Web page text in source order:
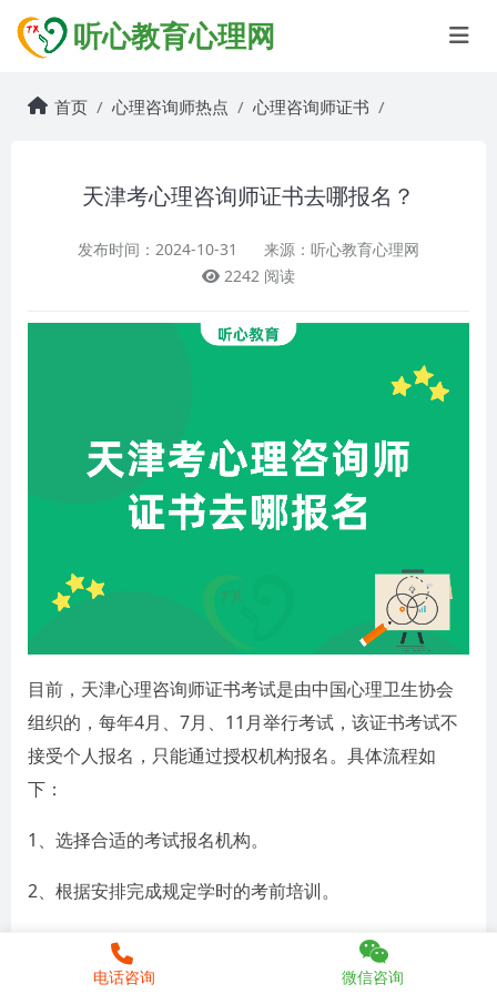
听心教育心理网
首页 心理咨询师热点 心理咨询师证书
天津考心理咨询师证书去哪报名？
发布时间：2024-10-31
来源：听心教育心理网
2242 阅读
目前，天津心理咨询师证书考试是由中国心理卫生协会
组织的，每年4月、7月、11月举行考试，该证书考试不
接受个人报名，只能通过授权机构报名。具体流程如
下：
1、选择合适的考试报名机构。
2、根据安排完成规定学时的考前培训。
3、考试报名机构在考试系统注册考生信息。
电话咨询 微信咨询